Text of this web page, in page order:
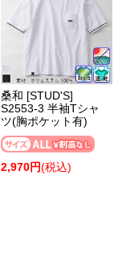
桑和 [STUD'S]
S2553-3 半袖Tシャ
ツ(胸ポケット有)
2,970円(税込)